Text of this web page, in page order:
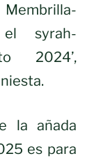
Membrilla-
syrah-
2024’,
la añada
es para